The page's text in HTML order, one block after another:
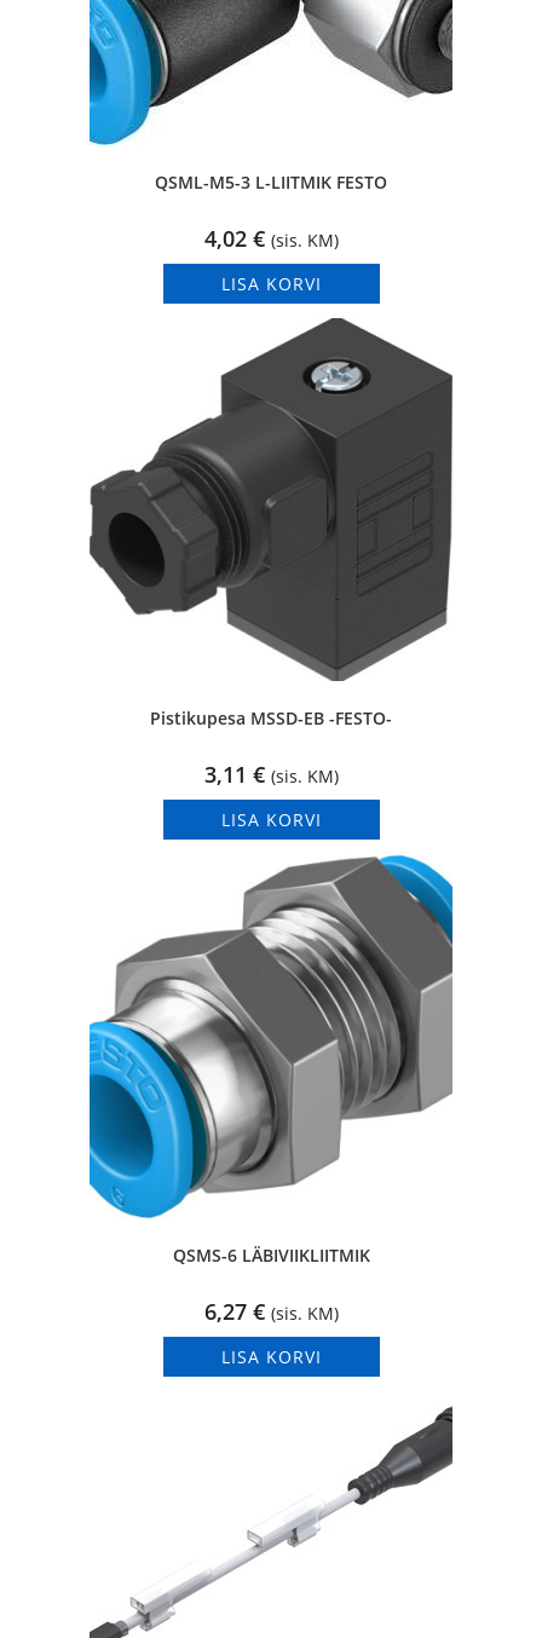
QSML-M5-3 L-LIITMIK FESTO
4,02 € (sis. KM)
LISA KORVI
Pistikupesa MSSD-EB -FESTO-
3,11 € (sis. KM)
LISA KORVI
QSMS-6 LÄBIVIIKLIITMIK
6,27 € (sis. KM)
LISA KORVI